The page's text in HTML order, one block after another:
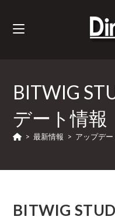
BITWIG
デート情報
> 最新情報 > アップデー
BITWIG